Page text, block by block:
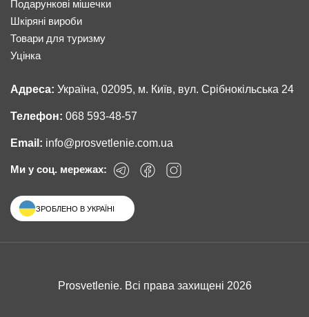
Подарункові мішечки
Шкіряні вироби
Товари для туризму
Уцінка
Адреса: Україна, 02095, м. Київ, вул. Срібнокільська 24
Телефон: 068 593-48-57
Email: info@prosvetlenie.com.ua
Ми у соц. мережах:
ЗРОБЛЕНО В УКРАЇНІ
Prosvetlenie. Всі права захищені 2026